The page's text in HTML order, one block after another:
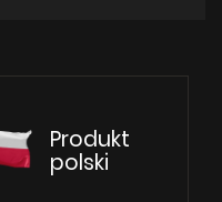
Produkt
polski